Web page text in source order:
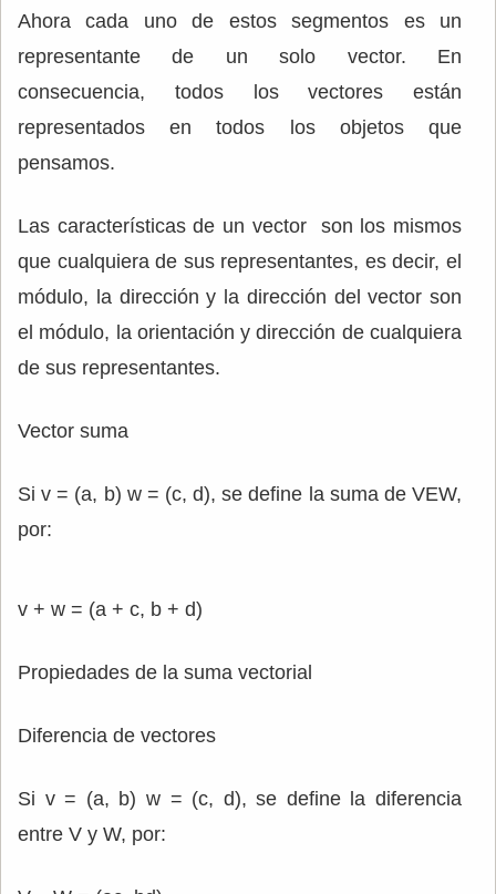
Ahora cada uno de estos segmentos es un
representante de un solo vector. En
consecuencia, todos los vectores están
representados en todos los objetos que
pensamos.
Las características de un vector son los mismos
que cualquiera de sus representantes, es decir, el
módulo, la dirección y la dirección del vector son
el módulo, la orientación y dirección de cualquiera
de sus representantes.
Vector suma
Si v = (a, b) w = (c, d), se define la suma de VEW,
por:
v + w = (a + c, b + d)
Propiedades de la suma vectorial
Diferencia de vectores
Si v = (a, b) w = (c, d), se define la diferencia
entre V y W, por: